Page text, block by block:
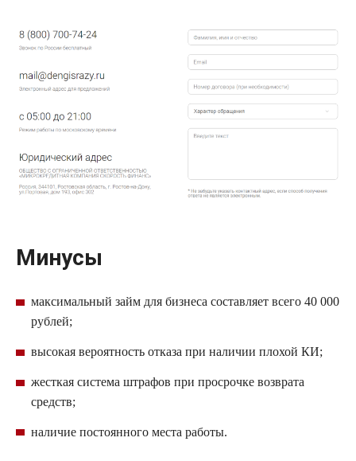
Минусы
максимальныйзайм для бизнеса составляет всего 40 000
рублей;
высокая вероятность отказа при наличии плохой КИ;
жесткая система штрафов при просрочке возврата
средств;
наличие постоянного места работы.